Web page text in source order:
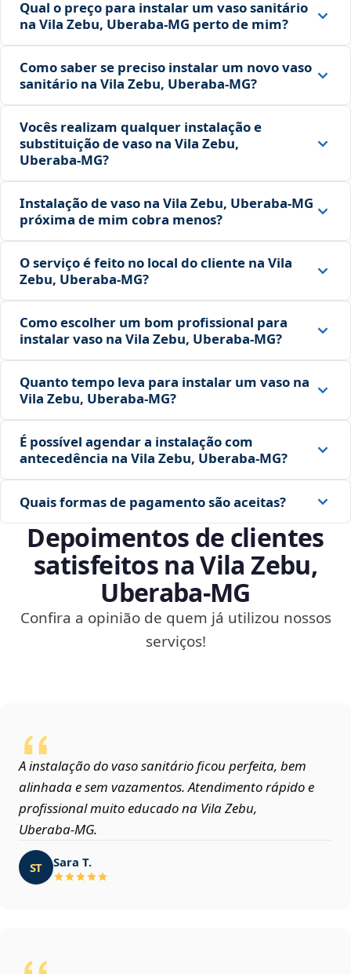
Qual o preço para instalar um vaso sanitário
na Vila Zebu, Uberaba‑MG perto de mim?
Como saber se preciso instalar um novo vaso
sanitário na Vila Zebu, Uberaba‑MG?
Vocês realizam qualquer instalação e
substituição de vaso na Vila Zebu,
Uberaba‑MG?
Instalação de vaso na Vila Zebu, Uberaba‑MG
próxima de mim cobra menos?
O serviço é feito no local do cliente na Vila
Zebu, Uberaba‑MG?
Como escolher um bom profissional para
instalar vaso na Vila Zebu, Uberaba‑MG?
Quanto tempo leva para instalar um vaso na
Vila Zebu, Uberaba‑MG?
É possível agendar a instalação com
antecedência na Vila Zebu, Uberaba‑MG?
Quais formas de pagamento são aceitas?
Depoimentos de clientes
satisfeitos na Vila Zebu,
Uberaba‑MG
Confira a opinião de quem já utilizou nossos
serviços!
A instalação do vaso sanitário ficou perfeita, bem
alinhada e sem vazamentos. Atendimento rápido e
profissional muito educado na Vila Zebu,
Uberaba‑MG.
ST Sara T.